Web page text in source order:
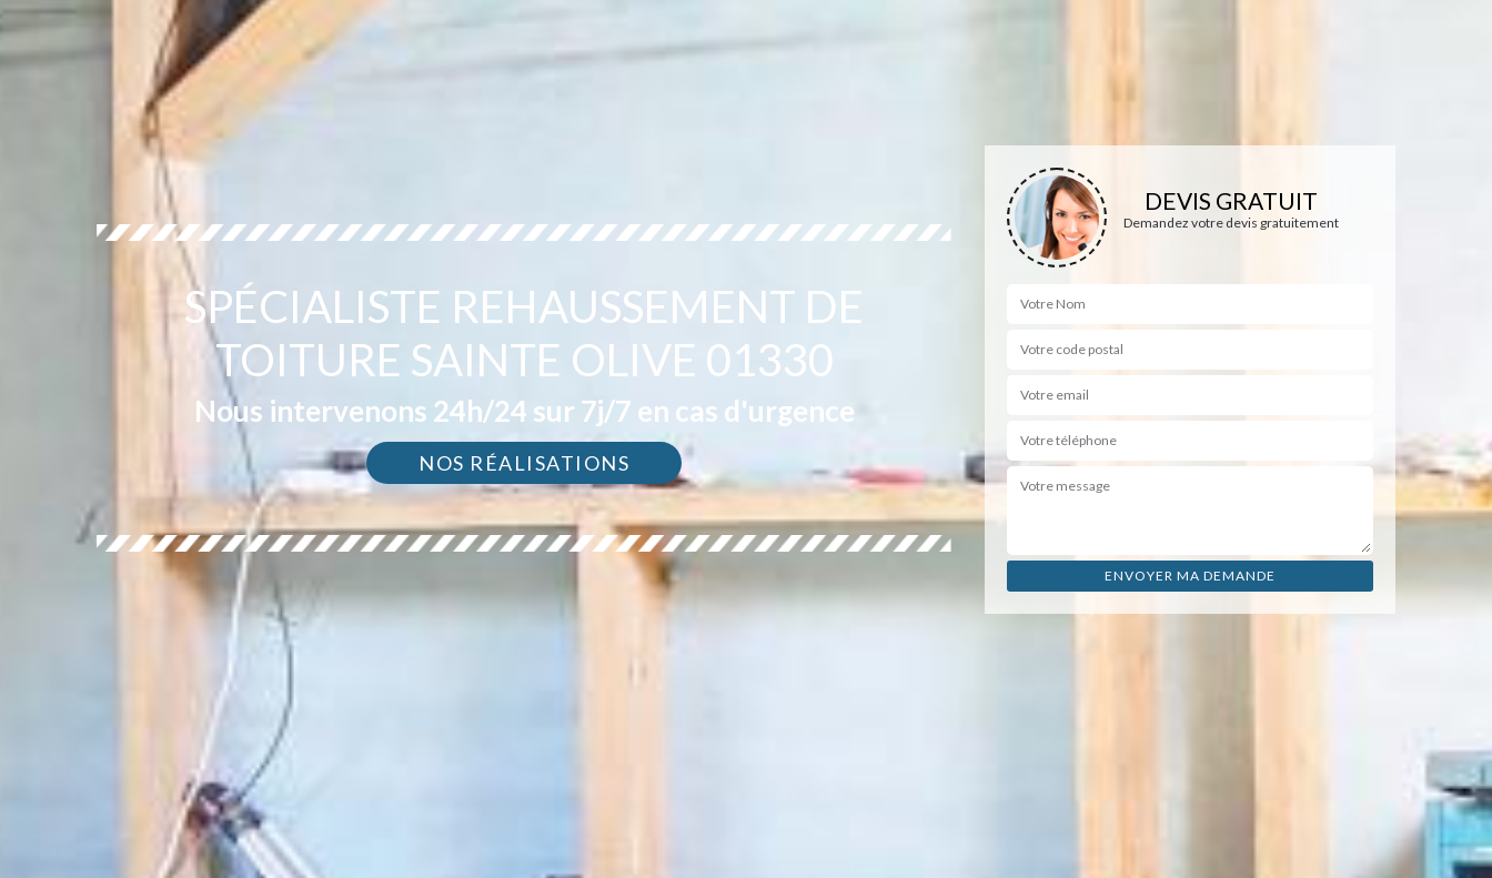
SPÉCIALISTE REHAUSSEMENT DE
TOITURE SAINTE OLIVE 01330
Nous intervenons 24h/24 sur 7j/7 en cas d'urgence
NOS RÉALISATIONS
DEVIS GRATUIT
Demandez votre devis gratuitement